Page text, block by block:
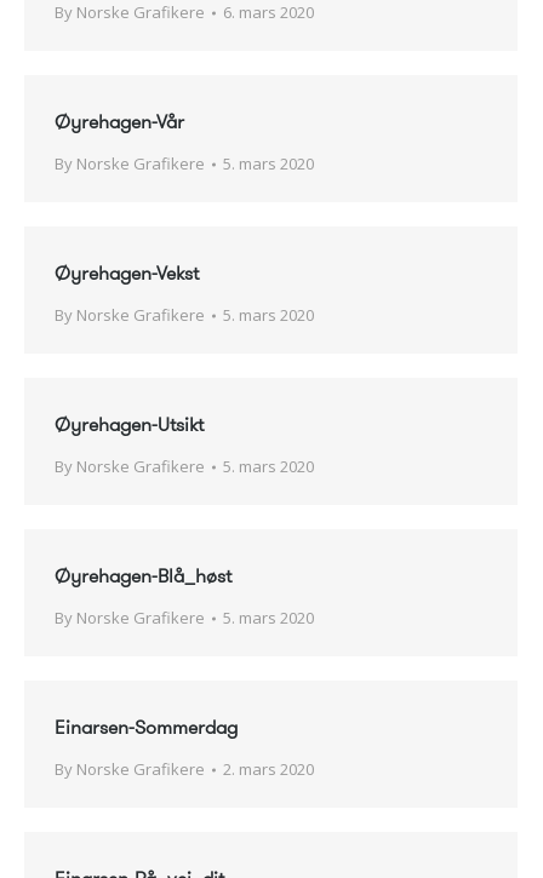
By Norske Grafikere 6. mars 2020
Øyrehagen-Vår
By Norske Grafikere 5. mars 2020
Øyrehagen-Vekst
By Norske Grafikere 5. mars 2020
Øyrehagen-Utsikt
By Norske Grafikere 5. mars 2020
Øyrehagen-Blå_høst
By Norske Grafikere 5. mars 2020
Einarsen-Sommerdag
By Norske Grafikere 2. mars 2020